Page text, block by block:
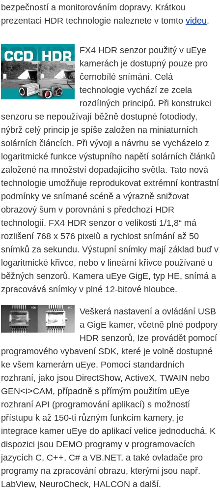
bezpečností a monitorováním dopravy. Krátkou
prezentaci HDR technologie naleznete v tomto videu.
FX4 HDR senzor použitý v uEye
kamerách je dostupný pouze pro
černobílé snímání. Celá
technologie vychází ze zcela
rozdílných principů. Při konstrukci
senzoru se nepoužívají běžně dostupné fotodiody,
nýbrž celý princip je spíše založen na miniaturních
solárních článcích. Při vývoji a návrhu se vycházelo z
logaritmické funkce výstupního napětí solárních článků
založené na množství dopadajícího světla. Tato nová
technologie umožňuje reprodukovat extrémní kontrastní
podmínky ve snímané scéně a výrazně snižovat
obrazový šum v porovnání s předchozí HDR
technologií. FX4 HDR senzor o velikosti 1/1,8“ má
rozlišení 768 x 576 pixelů a rychlost snímání až 50
snímků za sekundu. Výstupní snímky mají základ buď v
logaritmické křivce, nebo v lineární křivce používané u
běžných senzorů. Kamera uEye GigE, typ HE, snímá a
zpracovává snímky v plné 12-bitové hloubce.
Veškerá nastavení a ovládání USB
a GigE kamer, včetně plné podpory
HDR senzorů, lze provádět pomocí
programového vybavení SDK, které je volně dostupné
ke všem kamerám uEye. Pomocí standardních
rozhraní, jako jsou DirectShow, ActiveX, TWAIN nebo
GEN<i>CAM, případně s přímým použitím uEye
rozhraní API (programování aplikací) s možností
přístupu k až 150-ti různým funkcím kamery, je
integrace kamer uEye do aplikací velice jednoduchá. K
dispozici jsou DEMO programy v programovacích
jazycích C, C++, C# a VB.NET, a také ovladače pro
programy na zpracování obrazu, kterými jsou např.
LabView, NeuroCheck, HALCON a další.